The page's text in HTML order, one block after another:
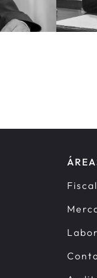
Fiscal